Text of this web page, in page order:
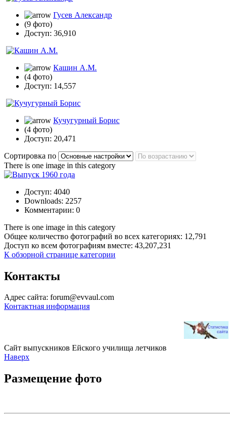
Гусев Александр
(9 фото)
Доступ: 36,910
Кашин А.М.
(4 фото)
Доступ: 14,557
Кучугурный Борис
(4 фото)
Доступ: 20,471
Сортировка по
There is one image in this category
Доступ: 4040
Downloads: 2257
Комментарии: 0
There is one image in this category
Общее количество фотографий во всех категориях: 12,791
Доступ ко всем фотографиям вместе: 43,207,231
К обзорной странице категории
Контакты
Адрес сайта: forum@evvaul.com
Контактная информация
Сайт выпускников Ейского училища летчиков
Наверх
Размещение фото